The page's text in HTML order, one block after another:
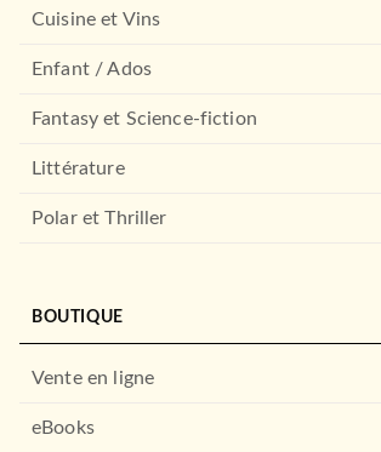
Cuisine et Vins
Enfant / Ados
Fantasy et Science-fiction
Littérature
Polar et Thriller
BOUTIQUE
Vente en ligne
eBooks